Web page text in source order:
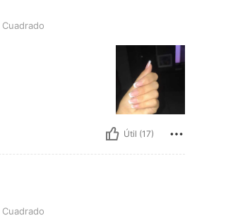
Cuadrado
Útil (17)
Cuadrado